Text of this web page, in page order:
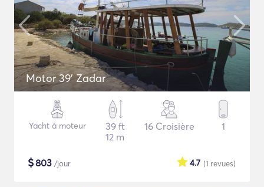
Motor 39' Zadar
Yacht à moteur
39 ft
12 m
16 Croisière 1
$803 /jour (1 revues)
4.7